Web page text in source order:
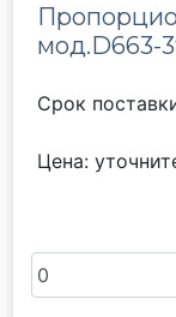
мод.D663-
Срок
Цена: